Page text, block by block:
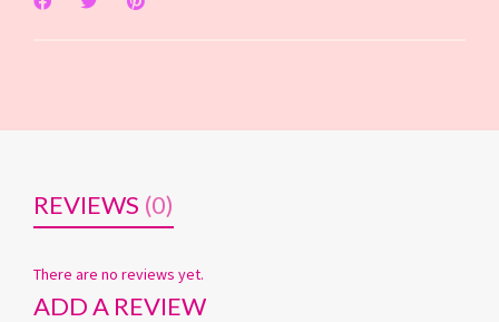
REVIEWS (0)
There are no reviews yet.
ADD A REVIEW